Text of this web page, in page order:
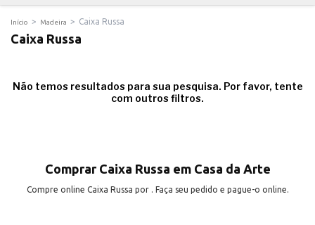
Início > Madeira > Caixa Russa
Caixa Russa
Não temos resultados para sua pesquisa. Por favor, tente
com outros filtros.
Comprar Caixa Russa em Casa da Arte
Compre online Caixa Russa por . Faça seu pedido e pague-o online.